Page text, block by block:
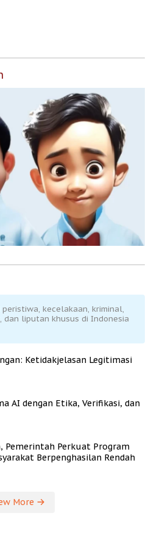
kecelakaan, kriminal,
dan liputan khusus di Indonesia
Ketidakjelasan Legitimasi
AI dengan Etika, Verifikasi, dan
Pemerintah Perkuat Program
Berpenghasilan Rendah
More